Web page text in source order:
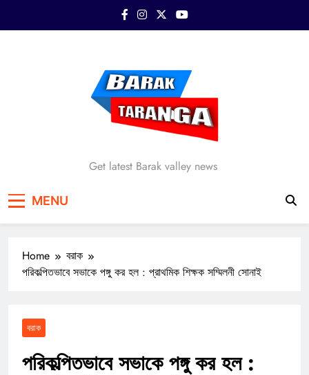
Barak Taranga
Get latest Barak valley news
MENU
Home
বরাক
পরিকল্পিতভাবে সভাকে পঙ্গু কর হল : প্রাথমিক শিক্ষক সম্মিলনী সোনাই
বরাক
পরিকল্পিতভাবে সভাকে পঙ্গু কর হল :